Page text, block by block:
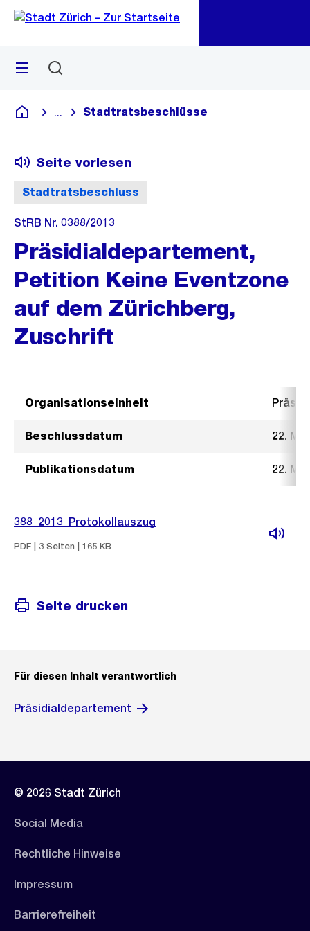
Navigation
Sprunglink
Menü
Deutsch
Blende alle Breadcrumbs ein
Stadtratsbeschlüsse
Stadtratsbeschluss
Seite vorlesen
StRB Nr. 0388/2013
Präsidialdepartement,
Petition Keine Eventzone
auf dem Zürichberg,
Zuschrift
Organisationseinheit
Beschlussdatum 22.
Publikationsdatum 22.
388_2013_Protokollauszug
PDF | 3 Seiten | 165 KB
Seite drucken
Für diesen Inhalt verantwortlich
Präsidialdepartement
© 2026 Stadt Zürich
Social Media
Rechtliche Hinweise
Impressum
Barrierefreiheit